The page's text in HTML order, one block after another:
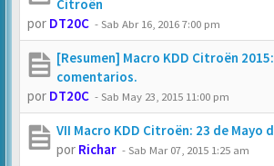
Citroën
por DT20C -Sab Abr 16, 2016 7:00 pm
[Resumen] Macro KDD Citroën
comentarios.
por DT20C -Sab May 23, 2015 11:00 pm
VII Macro KDD Citroën: 23 de Mayo
por Richar -Sab Mar 07, 2015 1:25 am